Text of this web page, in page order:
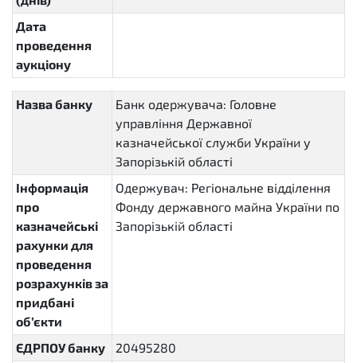
Дата
проведення
аукціону
Назва банку
Банк одержувача: Головне
управління Державної
казначейської служби України у
Запорізькій області
Інформація
про
казначейські
рахунки для
проведення
розрахунків за
придбані
об’єкти
Одержувач: Регіональне відділення
Фонду державного майна України по
Запорізькій області
ЄДРПОУ банку 20495280